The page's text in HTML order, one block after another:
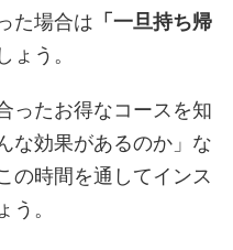
た場合は 「一旦持ち帰
ょう。
ったお得なコースを知
な効果があるのか」な
の時間を通してインス
う。